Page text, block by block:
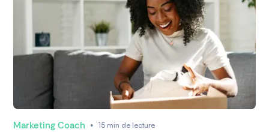
Marketing Coach • 15 min de lecture